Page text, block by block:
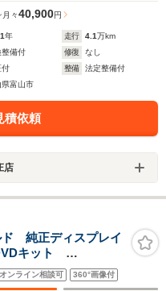
月々40,900円
年 走行 4.1万km
整備付 修復
なし
付 整備
法定整備付
県富山市
積依頼
店
純正ディスプレイ
キット
クルーズ ETC 両
ャルターンランプ
オンライン相談可 360°画像付